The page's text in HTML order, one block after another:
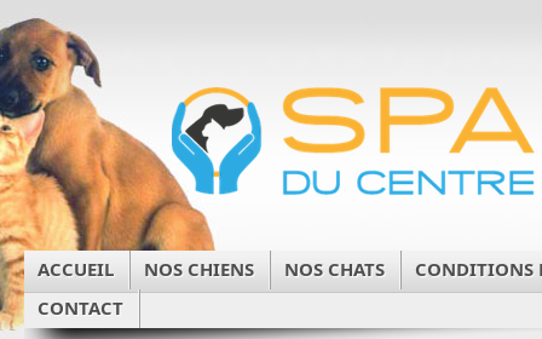
ACCUEIL NOS CHIENS NOS CHATS
CONDITIONS
CONTACT